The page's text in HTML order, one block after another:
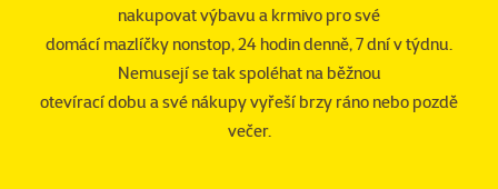
nakupovat výbavu a krmivo pro své
domácí mazlíčky nonstop, 24 hodin denně, 7 dní v týdnu.
Nemusejí se tak spoléhat na běžnou
otevírací dobu a své nákupy vyřeší brzy ráno nebo pozdě
večer.